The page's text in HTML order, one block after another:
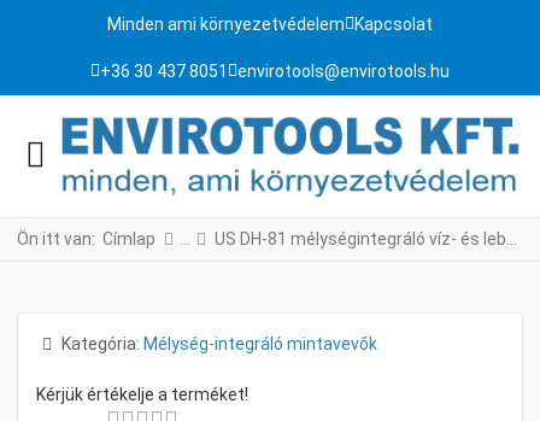
Minden ami környezetvédelem Kapcsolat
+36 30 437 8051 envirotools@envirotools.hu
Ön itt van: Címlap US DH-81 mélységintegráló víz- és lebegtetett hordalék / lebegőanyag mintavevő
Részletek
Kategória: Mélység-integráló mintavevők